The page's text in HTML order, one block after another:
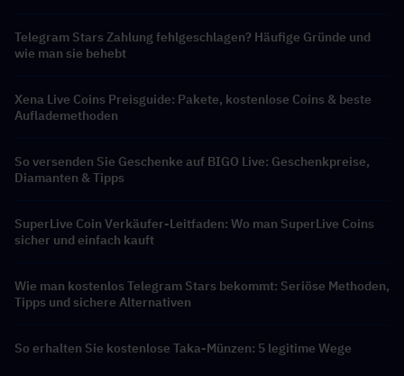
Telegram Stars Zahlung fehlgeschlagen? Häufige Gründe und
wie man sie behebt
Xena Live Coins Preisguide: Pakete, kostenlose Coins & beste
Auflademethoden
So versenden Sie Geschenke auf BIGO Live: Geschenkpreise,
Diamanten & Tipps
SuperLive Coin Verkäufer-Leitfaden: Wo man SuperLive Coins
sicher und einfach kauft
Wie man kostenlos Telegram Stars bekommt: Seriöse Methoden,
Tipps und sichere Alternativen
So erhalten Sie kostenlose Taka-Münzen: 5 legitime Wege